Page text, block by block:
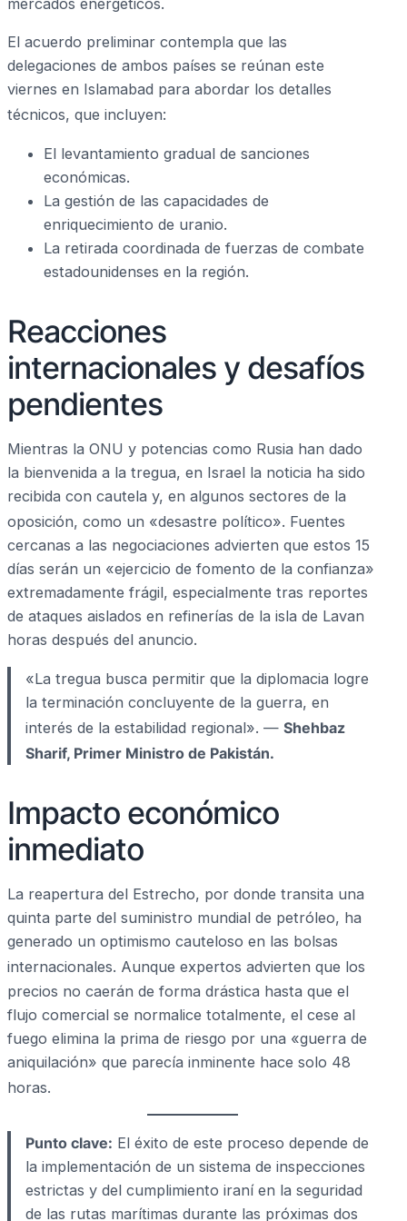
El acuerdo preliminar contempla que las
delegaciones de ambos países se reúnan este
viernes en Islamabad para abordar los detalles
técnicos, que incluyen:
El levantamiento gradual de sanciones
económicas.
La gestión de las capacidades de
enriquecimiento de uranio.
La retirada coordinada de fuerzas de combate
estadounidenses en la región.
Reacciones
internacionales y desafíos
pendientes
Mientras la ONU y potencias como Rusia han dado
la bienvenida a la tregua, en Israel la noticia ha sido
recibida con cautela y, en algunos sectores de la
oposición, como un «desastre político». Fuentes
cercanas a las negociaciones advierten que estos 15
días serán un «ejercicio de fomento de la confianza»
extremadamente frágil, especialmente tras reportes
de ataques aislados en refinerías de la isla de Lavan
horas después del anuncio.
«La tregua busca permitir que la diplomacia logre
la terminación concluyente de la guerra, en
interés de la estabilidad regional». —Shehbaz
Sharif, Primer Ministro de Pakistán.
Impacto económico
inmediato
La reapertura del Estrecho, por donde transita una
quinta parte del suministro mundial de petróleo, ha
generado un optimismo cauteloso en las bolsas
internacionales. Aunque expertos advierten que los
precios no caerán de forma drástica hasta que el
flujo comercial se normalice totalmente, el cese al
fuego elimina la prima de riesgo por una «guerra de
aniquilación» que parecía inminente hace solo 48
horas.
Punto clave: El éxito de este proceso depende de
la implementación de un sistema de inspecciones
estrictas y del cumplimiento iraní en la seguridad
de las rutas marítimas durante las próximas dos